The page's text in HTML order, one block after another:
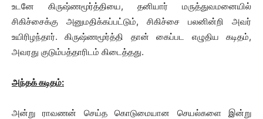
உடனே கிருஷ்ணமூர்த்தியை, தனியார் மருத்துவமனையில்
சிகிச்சைக்கு அனுமதிக்கப்பட்டும், சிகிச்சை பலனின்றி அவர்
உயிரிழந்தார். கிருஷ்ணமூர்த்தி தான் கைப்பட எழுதிய கடிதம்,
அவரது குடும்பத்தாரிடம் கிடைத்தது.
அந்தக் கடிதம்:
அன்று ராவணன் செய்த கொடுமையான செயல்களை இன்று